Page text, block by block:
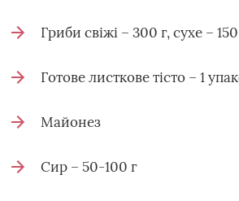
Гриби свіжі – 300 г, сухе –
Готове листкове тісто – 1
Майонез
Сир – 50-100 г